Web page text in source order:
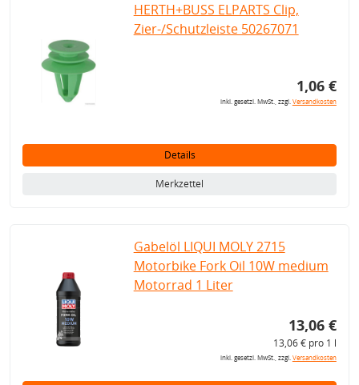
HERTH+BUSS ELPARTS Clip,
Zier-/Schutzleiste 50267071
1,06 €
inkl. gesetzl. MwSt., zzgl.Versandkosten
Details
Merkzettel
Gabelöl LIQUI MOLY 2715
Motorbike Fork Oil 10W medium
Motorrad 1 Liter
13,06 €
13,06 € pro 1 l
inkl. gesetzl. MwSt., zzgl.Versandkosten